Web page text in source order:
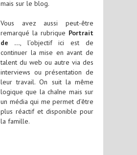
mais sur le blog.
Vous avez aussi peut-être
remarqué la rubrique Portrait
de … , l’objectif ici est de
continuer la mise en avant de
talent du web ou autre via des
interviews ou présentation de
leur travail. On suit la même
logique que la chaîne mais sur
un média qui me permet d’être
plus réactif et disponible pour
la famille.